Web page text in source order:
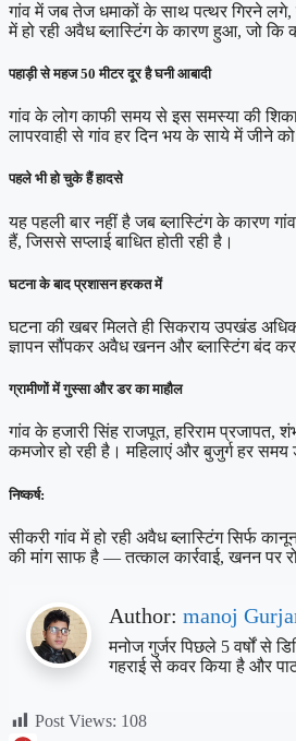
गांव में जब तेज धमाकों के साथ पत्थर गिरने लगे,
में हो रही अवैध ब्लास्टिंग के कारण हुआ, जो कि
पहाड़ी से महज 50 मीटर दूर है घनी आबादी
गांव के लोग काफी समय से इस समस्या की
लापरवाही से गांव हर दिन भय के साये में जीने
पहले भी हो चुके हैं हादसे
यह पहली बार नहीं है जब ब्लास्टिंग के कारण
हैं, जिससे सप्लाई बाधित होती रही है।
घटना के बाद प्रशासन हरकत में
घटना की खबर मिलते ही सिकराय उपखंड
ज्ञापन सौंपकर अवैध खनन और ब्लास्टिंग बंद
ग्रामीणों में गुस्सा और डर का माहौल
गांव के हजारी सिंह राजपूत, हरिराम प्रजापत,
कमजोर हो रही है। महिलाएं और बुजुर्ग हर समय
निष्कर्ष:
सीकरी गांव में हो रही अवैध ब्लास्टिंग सिर्फ
की मांग साफ है — तत्काल कार्रवाई, खनन पर
Author: manoj
मनोज गुर्जर पिछले 5 वर्षों से
गहराई से कवर किया है और
Post Views: 108